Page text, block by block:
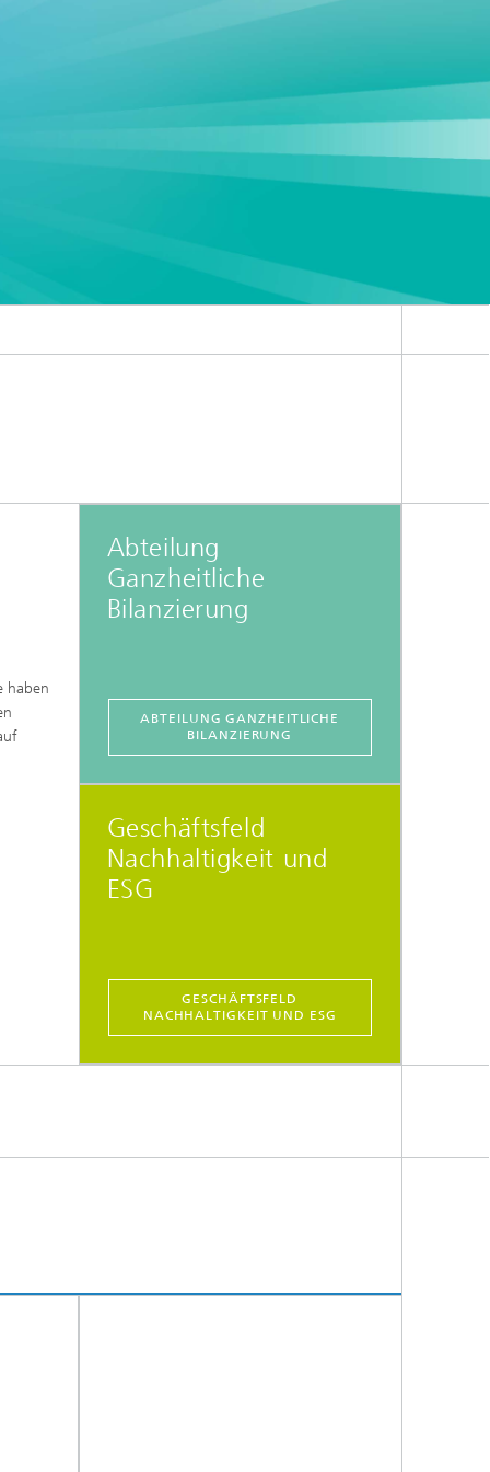
Stadtbauphysikalische Modellierung
Markttechnische Umsetzung
haben
Abteilung
Ganzheitliche
Bilanzierung
ABTEILUNG GANZHEITLICHE
BILANZIERUNG
Geschäftsfeld
Nachhaltigkeit und
ESG
GESCHÄFTSFELD
NACHHALTIGKEIT UND ESG